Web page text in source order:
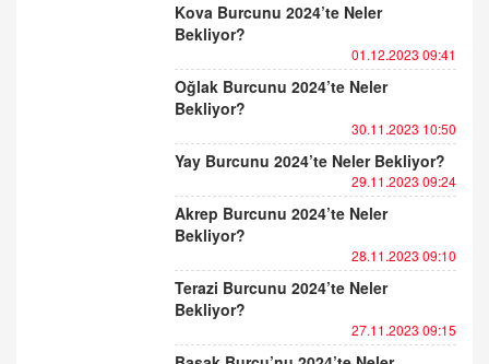
Kova Burcunu 2024’te Neler
Bekliyor?
01.12.2023 09:41
Oğlak Burcunu 2024’te Neler
Bekliyor?
30.11.2023 10:50
Yay Burcunu 2024’te Neler Bekliyor?
29.11.2023 09:24
Akrep Burcunu 2024’te Neler
Bekliyor?
28.11.2023 09:10
Terazi Burcunu 2024’te Neler
Bekliyor?
27.11.2023 09:15